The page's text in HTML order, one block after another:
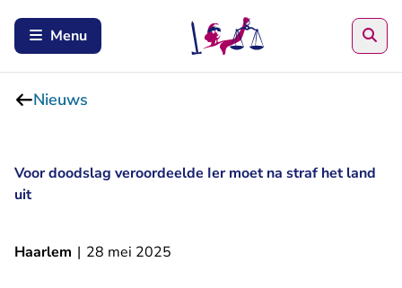
Menu
Nieuws
Voor doodslag veroordeelde Ier moet na straf het land
uit
Haarlem | 28 mei 2025